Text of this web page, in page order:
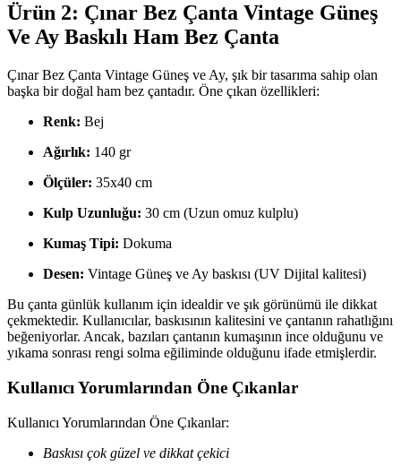
Ürün 2: Çınar Bez Çanta Vintage Güneş
Ve Ay Baskılı Ham Bez Çanta
Çınar Bez Çanta Vintage Güneş ve Ay, şık bir tasarıma sahip olan
başka bir doğal ham bez çantadır. Öne çıkan özellikleri:
Renk: Bej
Ağırlık: 140 gr
Ölçüler: 35x40 cm
Kulp Uzunluğu: 30 cm (Uzun omuz kulplu)
Kumaş Tipi: Dokuma
Desen: Vintage Güneş ve Ay baskısı (UV Dijital kalitesi)
Bu çanta günlük kullanım için idealdir ve şık görünümü ile dikkat
çekmektedir. Kullanıcılar, baskısının kalitesini ve çantanın rahatlığını
beğeniyorlar. Ancak, bazıları çantanın kumaşının ince olduğunu ve
yıkama sonrası rengi solma eğiliminde olduğunu ifade etmişlerdir.
Kullanıcı Yorumlarından Öne Çıkanlar
Kullanıcı Yorumlarından Öne Çıkanlar:
Baskısı çok güzel ve dikkat çekici